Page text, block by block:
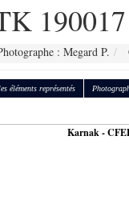
190017
: Megard P.
éléments représentés